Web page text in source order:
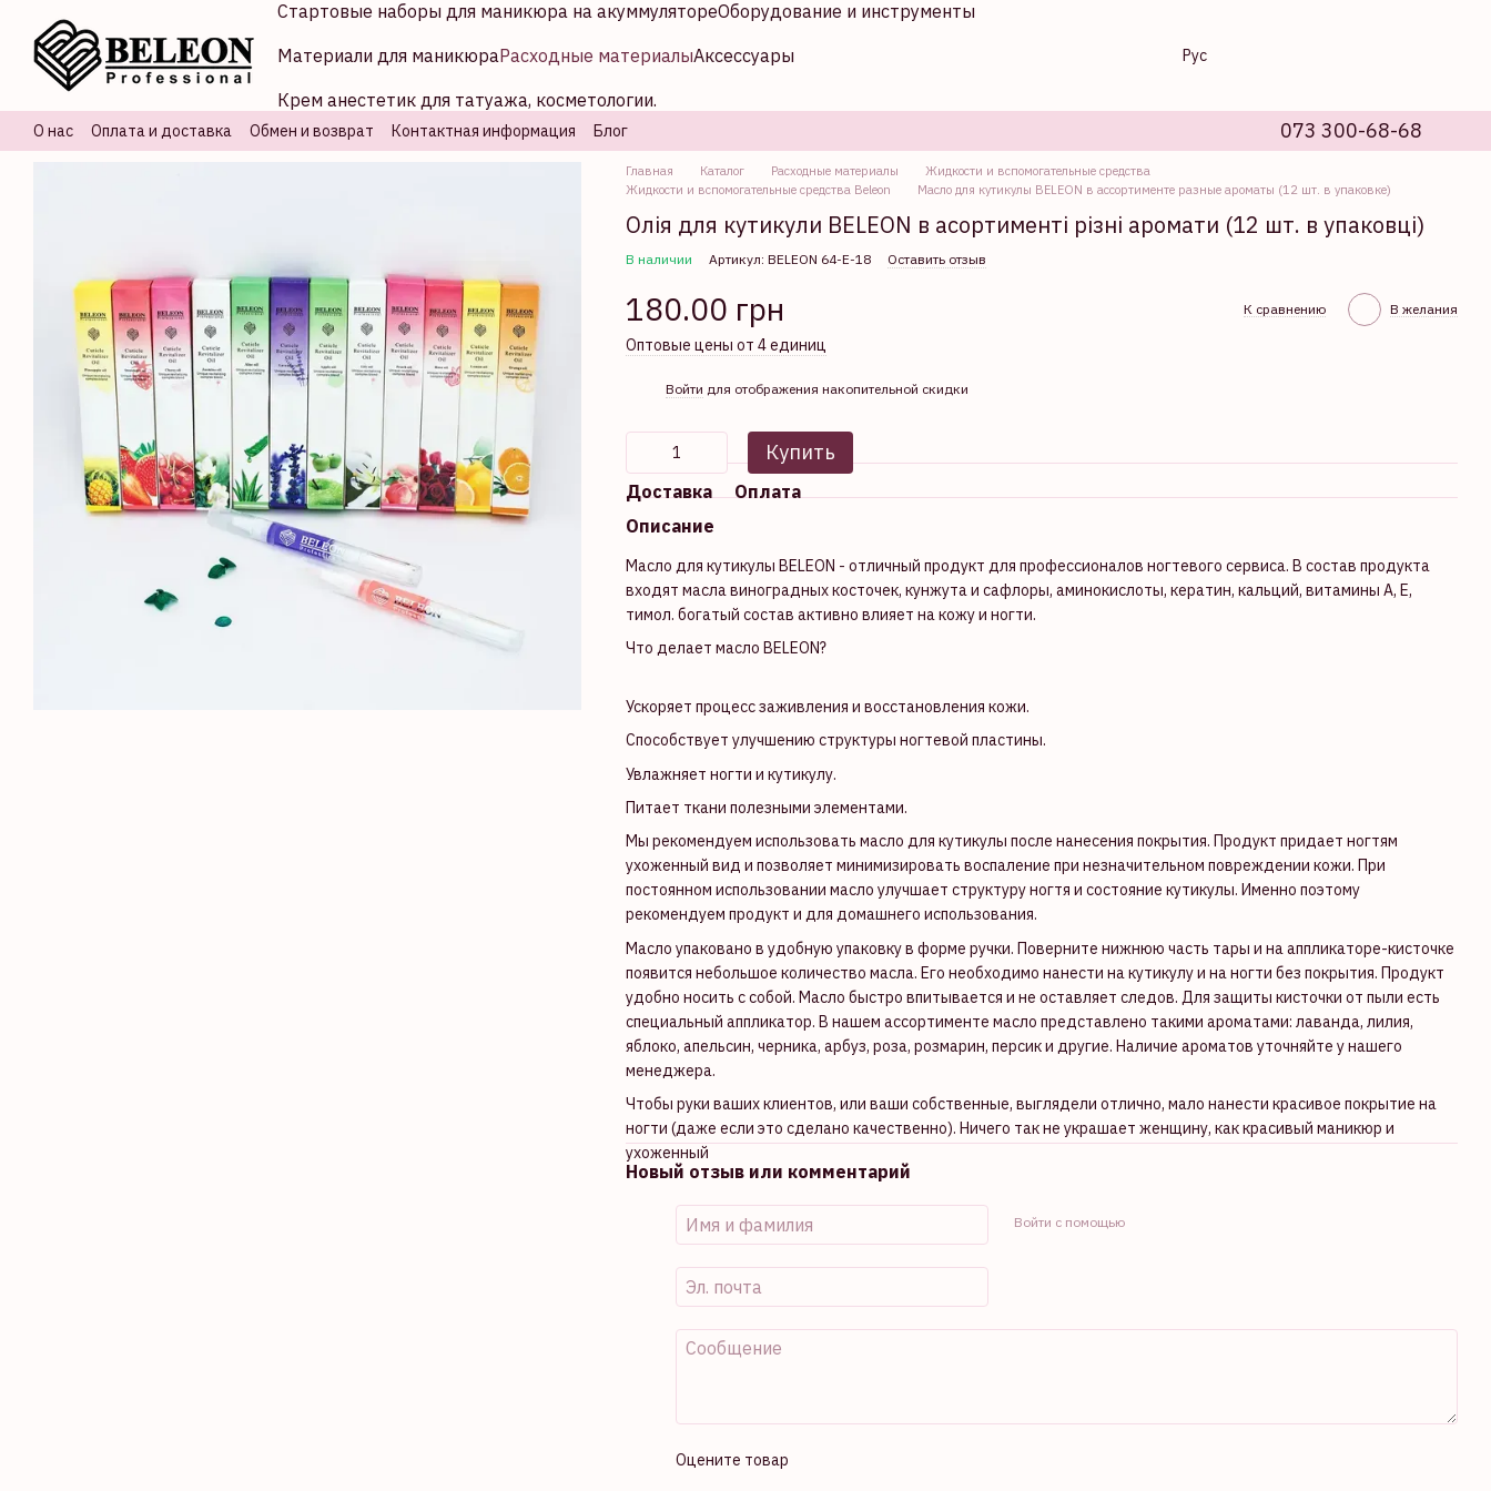
Перейти к основному контенту Стартовые наборы для маникюра на акуммулятореОборудование и инструменты
Материали для маникюраРасходные материалыАксессуары
Крем анестетик для татуажа, косметологии.
Рус
О нас Оплата и доставка Обмен и возврат Контактная информация Блог 073 300-68-68
Главная Каталог Расходные материалы
Жидкости и вспомогательные средства
Жидкости и вспомогательные средства Beleon
Масло для кутикулы BELEON в ассортименте разные ароматы (12 шт. в упаковке)
Олія для кутикули BELEON в асортименті різні аромати (12 шт. в упаковці)
В наличии Артикул: BELEON 64-Е-18 Оставить отзыв
180.00 грн К сравнению В желания
Оптовые цены от 4 единиц
Войти для отображения накопительной скидки
Купить
Доставка
Оплата
Описание
Масло для кутикулы BELEON - отличный продукт для профессионалов ногтевого сервиса. В состав продукта
входят масла виноградных косточек, кунжута и сафлоры, аминокислоты, кератин, кальций, витамины А, Е,
тимол. богатый состав активно влияет на кожу и ногти.
Что делает масло BELEON?
Ускоряет процесс заживления и восстановления кожи.
Способствует улучшению структуры ногтевой пластины.
Увлажняет ногти и кутикулу.
Питает ткани полезными элементами.
Мы рекомендуем использовать масло для кутикулы после нанесения покрытия. Продукт придает ногтям
ухоженный вид и позволяет минимизировать воспаление при незначительном повреждении кожи. При
постоянном использовании масло улучшает структуру ногтя и состояние кутикулы. Именно поэтому
рекомендуем продукт и для домашнего использования.
Масло упаковано в удобную упаковку в форме ручки. Поверните нижнюю часть тары и на аппликаторе-кисточке
появится небольшое количество масла. Его необходимо нанести на кутикулу и на ногти без покрытия. Продукт
удобно носить с собой. Масло быстро впитывается и не оставляет следов. Для защиты кисточки от пыли есть
специальный аппликатор. В нашем ассортименте масло представлено такими ароматами: лаванда, лилия,
яблоко, апельсин, черника, арбуз, роза, розмарин, персик и другие. Наличие ароматов уточняйте у нашего
менеджера.
Чтобы руки ваших клиентов, или ваши собственные, выглядели отлично, мало нанести красивое покрытие на
ногти (даже если это сделано качественно). Ничего так не украшает женщину, как красивый маникюр и
ухоженный
Новый отзыв или комментарий
Войти с помощью
Оцените товар